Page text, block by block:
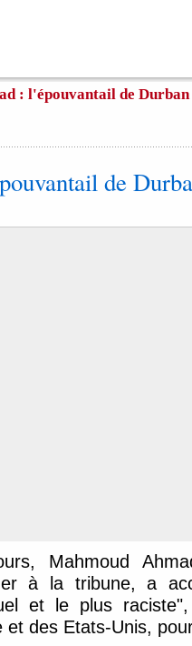
: l'épouvantail de Durban
de
Mahmoud
à la tribune, a
et le plus
et des Etats-Unis,